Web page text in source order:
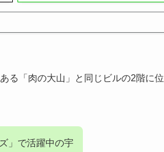
る「肉の大山」と同じビルの2階に位
」で活躍中の宇